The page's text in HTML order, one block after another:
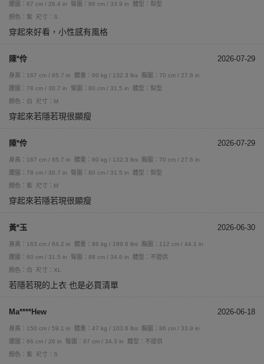
腰圍：67 cm / 26.4 in
臀圍：86 cm / 33.9 in
體型：梨型
顏色：紫
尺寸：S
穿起來好看，小性感有風格
陳*伶 2026-07-29
身高：167 cm / 65.7 in 體重：60 kg / 132.3 lbs
胸圍：70 cm / 27.6 in
腰圍：78 cm / 30.7 in
臀圍：80 cm / 31.5 in
體型：梨型
顏色：白
尺寸：M
穿起來若隱若現很顯瘦
陳*伶 2026-07-29
身高：167 cm / 65.7 in 體重：60 kg / 132.3 lbs
胸圍：70 cm / 27.6 in
腰圍：78 cm / 30.7 in
臀圍：80 cm / 31.5 in
體型：梨型
顏色：紫
尺寸：M
穿起來若隱若現很顯瘦
黃*玉 2026-06-30
身高：163 cm / 64.2 in 體重：86 kg / 189.6 lbs
胸圍：112 cm / 44.1 in
腰圍：80 cm / 31.5 in
臀圍：88 cm / 34.6 in
體型：不提供
顏色：白
尺寸：XL
若隱若現的上衣 也是必買清單
Ma****Hew 2026-06-18
身高：150 cm / 59.1 in 體重：47 kg / 103.6 lbs
胸圍：86 cm / 33.9 in
腰圍：66 cm / 26 in
臀圍：87 cm / 34.3 in
體型：不提供
顏色：紫
尺寸：S